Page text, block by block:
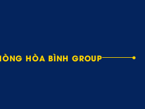
HÒA BÌNH GROUP